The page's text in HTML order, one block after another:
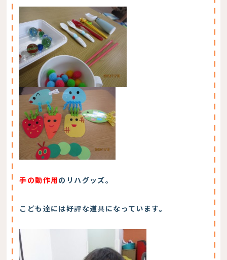
手の動作用のリハグッズ。
こども達には好評な道具になっています。